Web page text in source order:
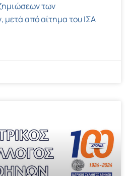
των
μετά από αίτημα του ΙΣΑ